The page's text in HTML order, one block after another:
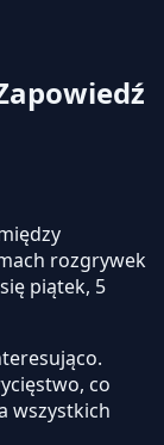
rozgrywek
piątek, 5
co
wszystkich